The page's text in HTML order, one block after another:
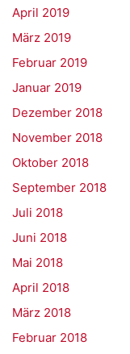
April 2019
März 2019
Februar 2019
Januar 2019
Dezember 2018
November 2018
Oktober 2018
September 2018
Juli 2018
Juni 2018
Mai 2018
April 2018
März 2018
Februar 2018